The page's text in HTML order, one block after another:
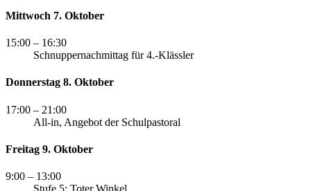
Mittwoch 7. Oktober
15:00 – 16:30
Schnuppernachmittag für 4.-Klässler
Donnerstag 8. Oktober
17:00 – 21:00
All-in, Angebot der Schulpastoral
Freitag 9. Oktober
9:00 – 13:00